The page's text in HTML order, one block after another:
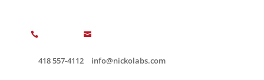

418 557-4112

info@nickolabs.com